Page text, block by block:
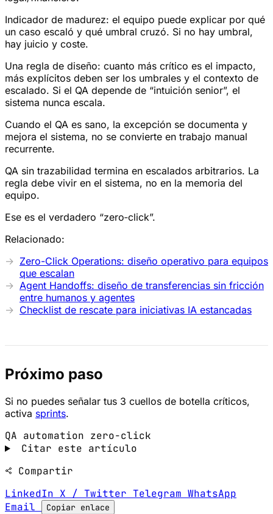
Indicador de madurez: el equipo puede explicar por qué
un caso escaló y qué umbral cruzó. Si no hay umbral,
hay juicio y coste.
Una regla de diseño: cuanto más crítico es el impacto,
más explícitos deben ser los umbrales y el contexto de
escalado. Si el QA depende de “intuición senior”, el
sistema nunca escala.
Cuando el QA es sano, la excepción se documenta y
mejora el sistema, no se convierte en trabajo manual
recurrente.
QA sin trazabilidad termina en escalados arbitrarios. La
regla debe vivir en el sistema, no en la memoria del
equipo.
Ese es el verdadero “zero‑click”.
Relacionado:
Zero-Click Operations: diseño operativo para equipos
que escalan
Agent Handoffs: diseño de transferencias sin fricción
entre humanos y agentes
Checklist de rescate para iniciativas IA estancadas
Próximo paso
Si no puedes señalar tus 3 cuellos de botella críticos,
activa sprints.
QA automation zero-click
Citar este artículo
Compartir
LinkedIn X / Twitter Telegram WhatsApp
Email
Copiar enlace